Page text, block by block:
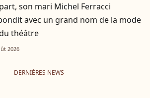
son mari Michel Ferracci
avec un grand nom de la mode
théâtre
2026
DERNIÈRES NEWS